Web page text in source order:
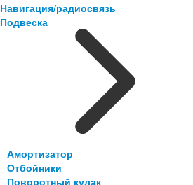
Навигация/радиосвязь
Подвеска
Амортизатор
Отбойники
Поворотный кулак